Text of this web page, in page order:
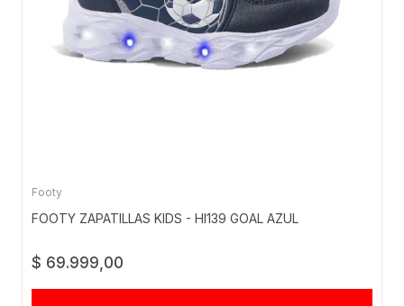
Footy
FOOTY ZAPATILLAS KIDS - HI139 GOAL AZUL
$ 69.999,00